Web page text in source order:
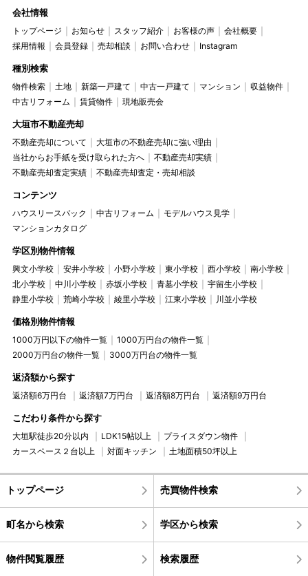
会社情報
トップページ お知らせ スタッフ紹介 お客様の声
会社概要
採用情報
会員登録 売却相談 お問い合わせ Instagram
種別検索
物件検索 土地 新築一戸建て 中古一戸建て マンション
収益物件
中古リフォーム
賃貸物件 現地販売会
大垣市不動産売却
不動産売却について
大垣市の不動産売却に強い理由
当社からお手紙を受け取られた方へ
不動産売却実績
不動産売却査定実績
不動産売却査定・売却相談
コンテンツ
ハウスリースバック 中古リフォーム
モデルハウス見学
マンションカタログ
学区別物件情報
興文小学校 安井小学校 小野小学校 東小学校 西小学校
南小学校
北小学校
中川小学校 赤坂小学校 青墓小学校
宇留生小学校
静里小学校
荒崎小学校 綾里小学校 江東小学校 川並小学校
価格別物件情報
1000万円以下の物件一覧
1000万円台の物件一覧
2000万円台の物件一覧
3000万円台の物件一覧
返済額から探す
返済額6万円台 返済額7万円台 返済額8万円台 返済額9万円台
こだわり条件から探す
大垣駅徒歩20分以内 LDK15帖以上
プライスダウン物件
カースペース２台以上
対面キッチン 土地面積50坪以上
トップページ 売買物件検索
町名から検索 学区から検索
物件閲覧履歴 検索履歴